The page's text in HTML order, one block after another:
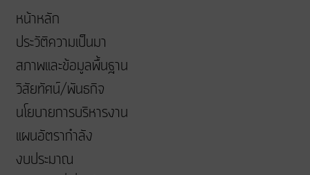
หน้าหลัก
ประวัติความเป็นมา
สภาพและข้อมูลพื้นฐาน
วิสัยทัศน์/พันธกิจ
นโยบายการบริหารงาน
แผนอัตรากำลัง
งบประมาณ